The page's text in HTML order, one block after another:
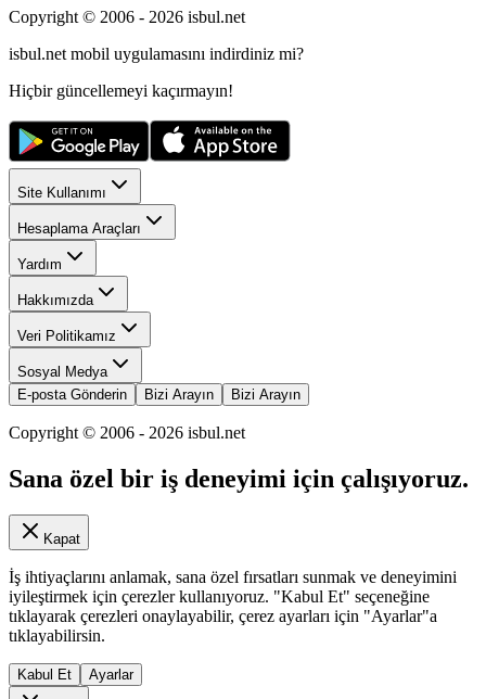
Copyright © 2006 - 2026 isbul.net
isbul.net mobil uygulamasını indirdiniz mi?
Hiçbir güncellemeyi kaçırmayın!
Site Kullanımı
Hesaplama Araçları
Yardım
Hakkımızda
Veri Politikamız
Sosyal Medya
E-posta Gönderin
Bizi Arayın Bizi Arayın
Copyright © 2006 - 2026 isbul.net
Sana özel bir iş deneyimi için çalışıyoruz.
Kapat
İş ihtiyaçlarını anlamak, sana özel fırsatları sunmak ve deneyimini
iyileştirmek için çerezler kullanıyoruz. "Kabul Et" seçeneğine
tıklayarak çerezleri onaylayabilir, çerez ayarları için "Ayarlar"a
tıklayabilirsin.
Kabul Et Ayarlar